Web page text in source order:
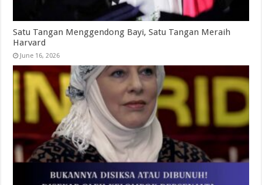
Satu Tangan Menggendong Bayi, Satu Tangan Meraih
Harvard
June 16, 2026